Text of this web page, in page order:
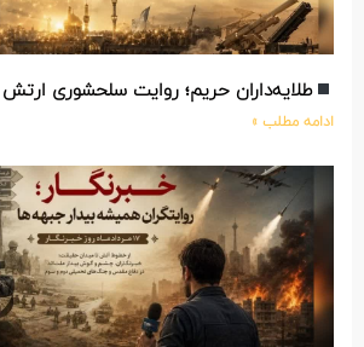
طلایه‌داران حریم؛ روایت سلحشوری ارتش
ادامه مطلب »